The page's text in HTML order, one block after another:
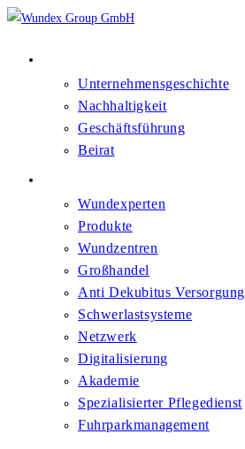
Unternehmensgeschichte
Nachhaltigkeit
Geschäftsführung
Beirat
Wundexperten
Produkte
Wundzentren
Großhandel
Anti Dekubitus Versorgung
Schwerlastsysteme
Netzwerk
Digitalisierung
Akademie
Spezialisierter Pflegedienst
Fuhrparkmanagement